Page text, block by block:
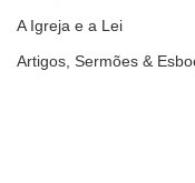
A Igreja e a Lei
Artigos, Sermões &